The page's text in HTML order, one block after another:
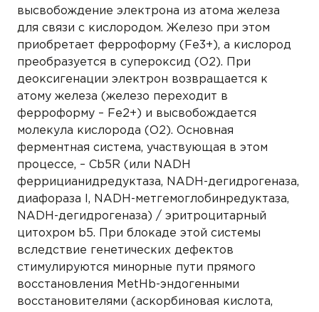
высвобождение электрона из атома железа
для связи с кислородом. Железо при этом
приобретает ферроформу (Fe3+), а кислород
преобразуется в супероксид (О2). При
деоксигенации электрон возвращается к
атому железа (железо переходит в
ферроформу – Fe2+) и высвобождается
молекула кислорода (О2). Основная
ферментная система, участвующая в этом
процессе, – Cb5R (или NADH
феррицианидредуктаза, NADH-дегидрогеназа,
диафораза I, NADH-метгемоглобинредуктаза,
NADH-дегидрогеназа) / эритроцитарный
цитохром b5. При блокаде этой системы
вследствие генетических дефектов
стимулируются минорные пути прямого
восстановления MetHb-эндогенными
восстановителями (аскорбиновая кислота,